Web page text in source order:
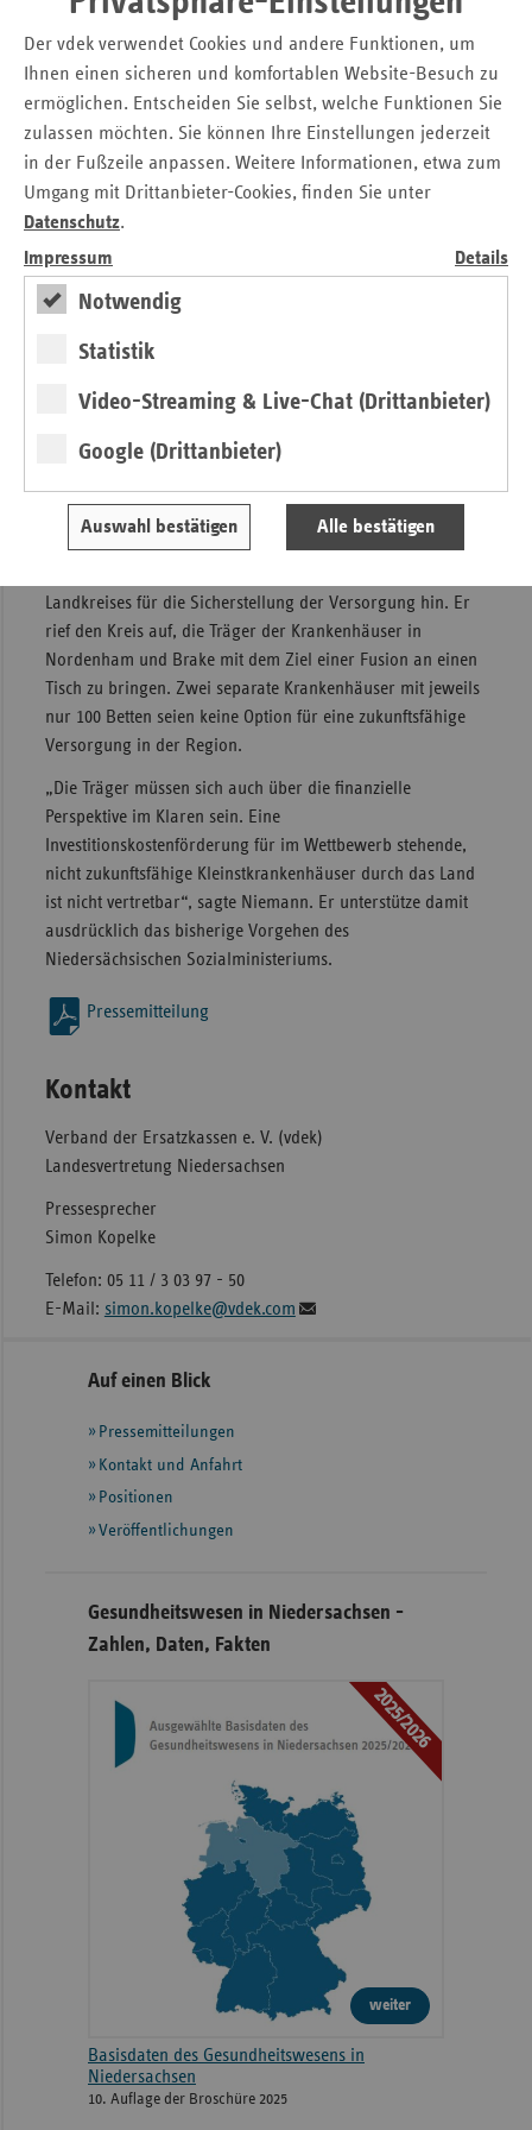
Der vdek verwendet Cookies und andere Funktionen, um
Ihnen einen sicheren und komfortablen Website-Besuch zu
ermöglichen. Entscheiden Sie selbst, welche Funktionen Sie
zulassen möchten. Sie können Ihre Einstellungen jederzeit
in der Fußzeile anpassen. Weitere Informationen, etwa zum
Umgang mit Drittanbieter-Cookies, finden Sie unter
Datenschutz.
Impressum
Details
Notwendig
Statistik
Video-Streaming & Live-Chat (Drittanbieter)
Google (Drittanbieter)
Auswahl bestätigen Alle bestätigen
anzugehen, werden auch noch völlig unrealistische
Expansionspläne entwickelt. Leidtragende sind die
Bürgerinnen und Bürger, denen gleichzeitig gewünschte,
zentrale Angebote wie die Geburtshilfe gestrichen werden“,
sagte er.
Würden Standorte wie in Nordenham und Brake
zusammengelegt, könne ein dann größeres Haus mit
zusätzlichen Patientinnen und Patienten auch Leistungen
wie die Geburtshilfe in der Region anbieten. Von einer
solchen Modernisierung der Versorgungsstrukturen
würden vor allem die Einwohner ländlich geprägter
Gegenden in Niedersachsen profitieren.
Das Niedersächsische Sozialministerium habe in der
vergangenen Wahlperiode mit großem Engagement
Strukturgespräche für eine zukunftsfähige Versorgung in
an den Trägeregoismen und Standortinteressen gescheitert
und schließlich versandet.
Landkreises für die Sicherstellung der Versorgung hin. Er
rief den Kreis auf, die Träger der Krankenhäuser in
Nordenham und Brake mit dem Ziel einer Fusion an einen
Tisch zu bringen. Zwei separate Krankenhäuser mit jeweils
nur 100 Betten seien keine Option für eine zukunftsfähige
Versorgung in der Region.
„Die Träger müssen sich auch über die finanzielle
Perspektive im Klaren sein. Eine
Investitionskostenförderung für im Wettbewerb stehende,
nicht zukunftsfähige Kleinstkrankenhäuser durch das Land
ist nicht vertretbar“, sagte Niemann. Er unterstütze damit
ausdrücklich das bisherige Vorgehen des
Niedersächsischen Sozialministeriums.
Pressemitteilung
Kontakt
Verband der Ersatzkassen e. V. (vdek)
Landesvertretung Niedersachsen
Pressesprecher
Simon Kopelke
Telefon: 05 11 / 3 03 97 - 50
E-Mail: simon.kopelke@vdek.com
Seitennavigation
Seitenleiste
weiteren
Informationen
Auf einen Blick
Pressemitteilungen
Kontakt und Anfahrt
Positionen
Veröffentlichungen
Gesundheitswesen in Niedersachsen -
Zahlen, Daten, Fakten
2025/2026
weiter
Basisdaten des Gesundheitswesens in
Niedersachsen
10. Auflage der Broschüre 2025